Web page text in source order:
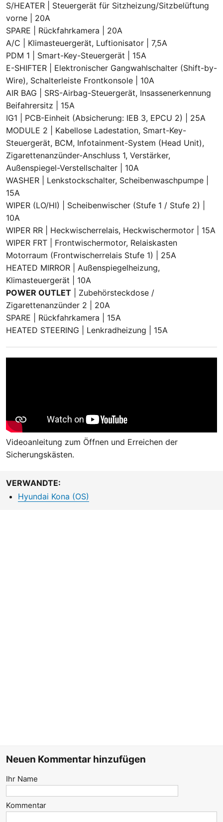
S/HEATER | Steuergerät für Sitzheizung/Sitzbelüftung
vorne | 20A
SPARE | Rückfahrkamera | 20A
A/C | Klimasteuergerät, Luftionisator | 7,5A
PDM 1 | Smart-Key-Steuergerät | 15A
E-SHIFTER | Elektronischer Gangwahlschalter (Shift-by-
Wire), Schalterleiste Frontkonsole | 10A
AIR BAG | SRS-Airbag-Steuergerät, Insassenerkennung
Beifahrersitz | 15A
IG1 | PCB-Einheit (Absicherung: IEB 3, EPCU 2) | 25A
MODULE 2 | Kabellose Ladestation, Smart-Key-
Steuergerät, BCM, Infotainment-System (Head Unit),
Zigarettenanzünder-Anschluss 1, Verstärker,
Außenspiegel-Verstellschalter | 10A
WASHER | Lenkstockschalter, Scheibenwaschpumpe |
15A
WIPER (LO/HI) | Scheibenwischer (Stufe 1 / Stufe 2) |
10A
WIPER RR | Heckwischerrelais, Heckwischermotor | 15A
WIPER FRT | Frontwischermotor, Relaiskasten
Motorraum (Frontwischerrelais Stufe 1) | 25A
HEATED MIRROR | Außenspiegelheizung,
Klimasteuergerät | 10A
POWER OUTLET | Zubehörsteckdose /
Zigarettenanzünder 2 | 20A
SPARE | Rückfahrkamera | 15A
HEATED STEERING | Lenkradheizung | 15A
Videoanleitung zum Öffnen und Erreichen der
Sicherungskästen.
VERWANDTE:
Hyundai Kona (OS)
Neuen Kommentar hinzufügen
Ihr Name
Kommentar